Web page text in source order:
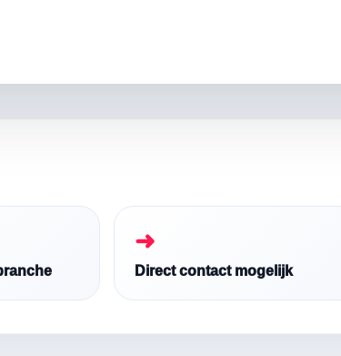
➜
Direct contact mogelijk